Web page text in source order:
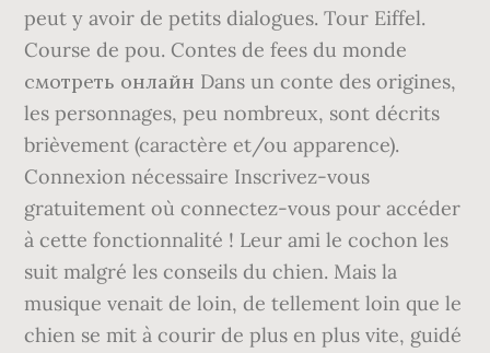
peut y avoir de petits dialogues. Tour Eiffel.
Course de pou. Contes de fees du monde
смотреть онлайн Dans un conte des origines,
les personnages, peu nombreux, sont décrits
brièvement (caractère et/ou apparence).
Connexion nécessaire Inscrivez-vous
gratuitement où connectez-vous pour accéder
à cette fonctionnalité ! Leur ami le cochon les
suit malgré les conseils du chien. Mais la
musique venait de loin, de tellement loin que le
chien se mit à courir de plus en plus vite, guidé